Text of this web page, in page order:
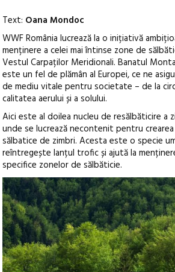
Text: Oana Mondoc
WWF România lucrează la o inițiativă
menținere a celei mai întinse zone de
Vestul Carpaților Meridionali. Banatul
este un fel de plămân al Europei, ce ne
de mediu vitale pentru societate – de la
calitatea aerului și a solului.
Aici este al doilea nucleu de resălbăticire a
unde se lucrează necontenit pentru
sălbatice de zimbri. Acesta este o specie
reîntregește lanțul trofic și ajută la
specifice zonelor de sălbăticie.